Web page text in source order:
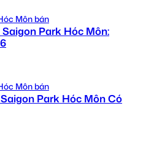
Môn bán
Park Hóc Môn:
Môn bán
Park Hóc Môn Có